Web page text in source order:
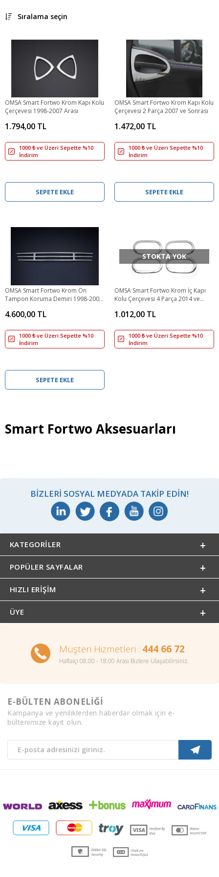
Sıralama seçin
OMSA Smart Fortwo Krom Kapı Kolu
Çerçevesi 1998-2007 Arası
1.794,00 TL
1000 ₺ ve Üzeri Sepette %10
İndirim
SEPETE EKLE
OMSA Smart Fortwo Krom Kapı Kolu
Çerçevesi 2 Parça 2007 ve Sonrası
1.472,00 TL
1000 ₺ ve Üzeri Sepette %10
İndirim
SEPETE EKLE
OMSA Smart Fortwo Krom Ön
Tampon Koruma Demiri 1998-2007
4.600,00 TL
1000 ₺ ve Üzeri Sepette %10
İndirim
SEPETE EKLE
STOKTA YOK
OMSA Smart Fortwo Krom İç Kapı
Kolu Çerçevesi 4 Parça 2014 ve
1.012,00 TL
1000 ₺ ve Üzeri Sepette %10
İndirim
Smart Fortwo Aksesuarları
BIZLERI SOSYAL MEDYADA TAKIP EDIN!
KATEGORILER
POPÜLER SAYFALAR
HIZLI ERIŞIM
ÜYE
Müşteri Hizmetleri : 444 66 72
Haftaiçi 08.00 - 18.00 Arası Bizlere Ulaşabilirsiniz.
E-BÜLTEN ABONELİĞİ
Kampanya ve yeniliklerden haberdar olmak için e-
bültenimize kayıt olun.